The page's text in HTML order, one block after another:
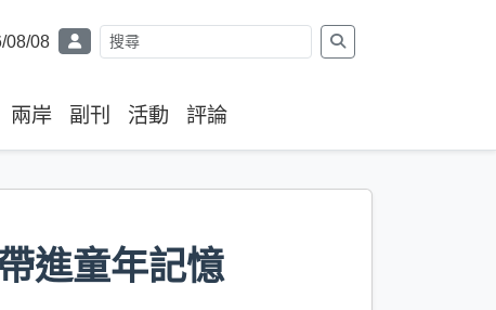
08/08
兩岸 副刊 活動 評論
進童年記憶